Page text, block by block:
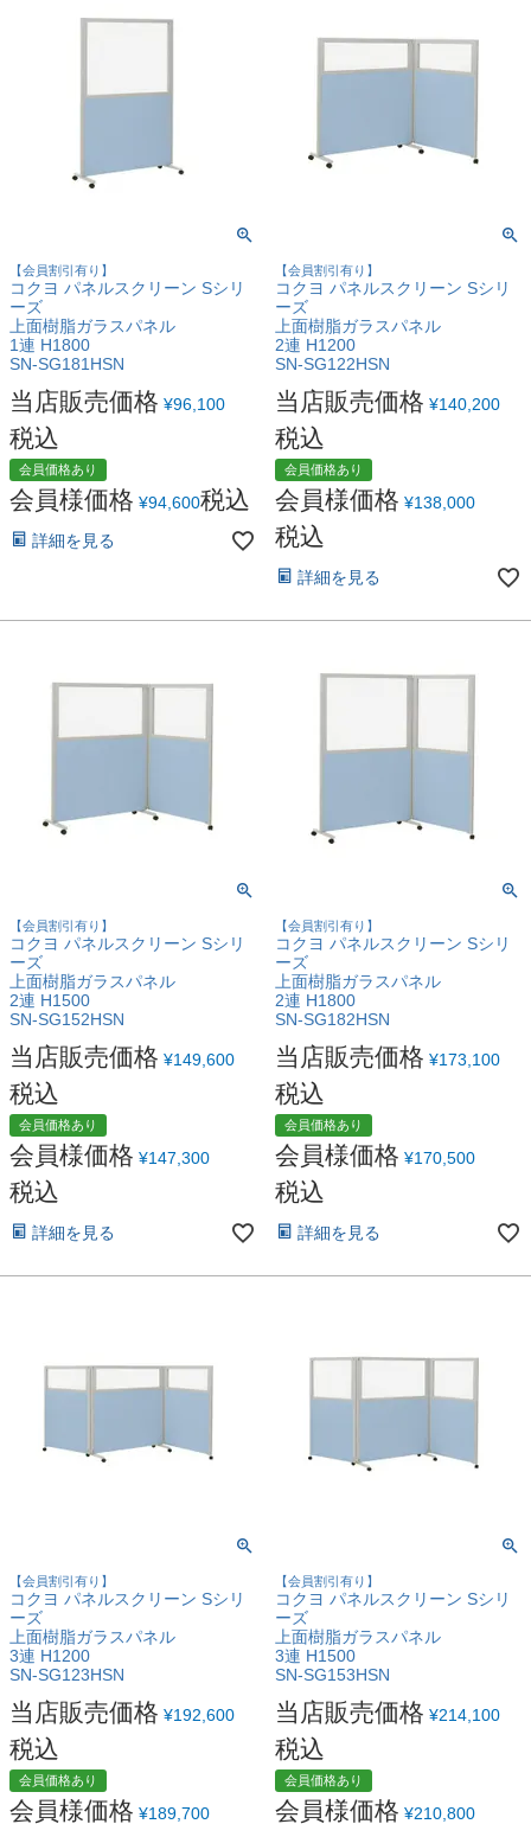
【会員割引有り】
コクヨ パネルスクリーン Sシリ
ーズ
上面樹脂ガラスパネル
1連 H1800
SN-SG181HSN
当店販売価格 ¥96,100
税込
会員価格あり
会員様価格 ¥94,600税込
詳細を見る
【会員割引有り】
コクヨ パネルスクリーン Sシリ
ーズ
上面樹脂ガラスパネル
2連 H1200
SN-SG122HSN
当店販売価格 ¥140,200
税込
会員価格あり
会員様価格 ¥138,000
税込
詳細を見る
【会員割引有り】
コクヨ パネルスクリーン Sシリ
ーズ
上面樹脂ガラスパネル
2連 H1500
SN-SG152HSN
当店販売価格 ¥149,600
税込
会員価格あり
会員様価格 ¥147,300
税込
詳細を見る
【会員割引有り】
コクヨ パネルスクリーン Sシリ
ーズ
上面樹脂ガラスパネル
2連 H1800
SN-SG182HSN
当店販売価格 ¥173,100
税込
会員価格あり
会員様価格 ¥170,500
税込
詳細を見る
【会員割引有り】
コクヨ パネルスクリーン Sシリ
ーズ
上面樹脂ガラスパネル
3連 H1200
SN-SG123HSN
当店販売価格 ¥192,600
税込
会員価格あり
会員様価格 ¥189,700
【会員割引有り】
コクヨ パネルスクリーン Sシリ
ーズ
上面樹脂ガラスパネル
3連 H1500
SN-SG153HSN
当店販売価格 ¥214,100
税込
会員価格あり
会員様価格 ¥210,800